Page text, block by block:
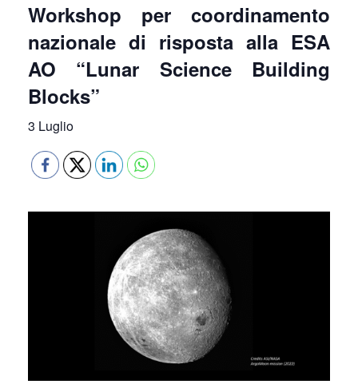
Workshop per coordinamento
nazionale di risposta alla ESA
AO “Lunar Science Building
Blocks”
3 Luglio